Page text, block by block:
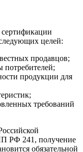
целей:
продавцов;
потребителей;
продукции для
требований
РФ 241 , получение
обязательной